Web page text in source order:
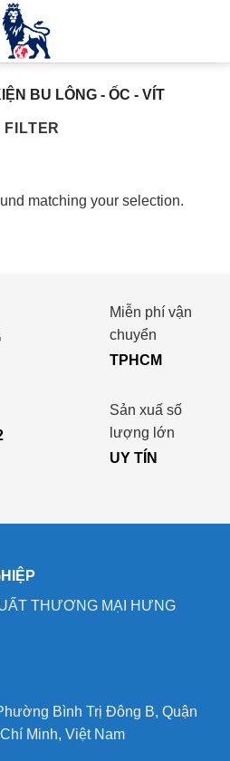
BU LÔNG - ỐC - VÍT
FILTER
matching your selection.
Miễn phí vận
chuyển
TPHCM
Sản xuấ số
lượng lớn
UY TÍN
THƯƠNG MẠI HƯNG
Bình Trị Đông B, Quận
Minh, Việt Nam